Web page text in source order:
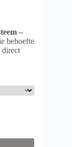
–
behoefte
direct